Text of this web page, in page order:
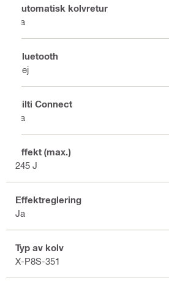
Automatisk kolvretur
Ja
Bluetooth
Nej
Hilti Connect
Ja
Effekt (max.)
245 J
Effektreglering
Ja
Typ av kolv
X-P8S-351